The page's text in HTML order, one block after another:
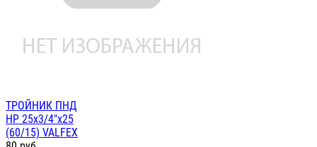
ТРОЙНИК ПНД
НР 25х3/4"х25
(60/15) VALFEX